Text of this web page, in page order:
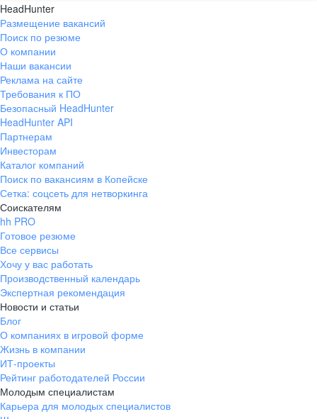
HeadHunter
Размещение вакансий
Поиск по резюме
О компании
Наши вакансии
Реклама на сайте
Требования к ПО
Безопасный HeadHunter
HeadHunter API
Партнерам
Инвесторам
Каталог компаний
Поиск по вакансиям в Копейске
Сетка: соцсеть для нетворкинга
Соискателям
hh PRO
Готовое резюме
Все сервисы
Хочу у вас работать
Производственный календарь
Экспертная рекомендация
Новости и статьи
Блог
О компаниях в игровой форме
Жизнь в компании
ИТ-проекты
Рейтинг работодателей России
Молодым специалистам
Карьера для молодых специалистов